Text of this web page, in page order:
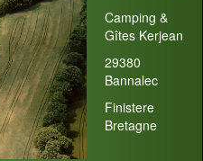
Camping &
Gîtes Kerjean
29380
Bannalec
Finistere
Bretagne